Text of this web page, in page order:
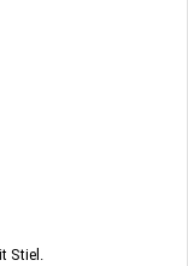
Stiel.